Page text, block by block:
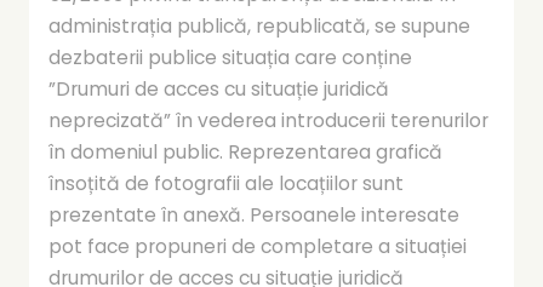
administrația publică, republicată, se supune
dezbaterii publice situația care conține
”Drumuri de acces cu situație juridică
neprecizată” în vederea introducerii terenurilor
în domeniul public. Reprezentarea grafică
însoțită de fotografii ale locațiilor sunt
prezentate în anexă. Persoanele interesate
pot face propuneri de completare a situației
drumurilor de acces cu situație juridică